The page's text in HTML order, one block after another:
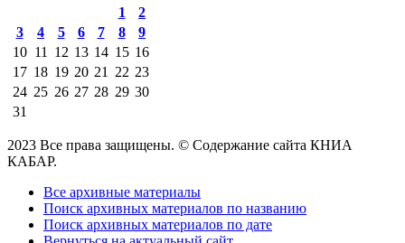
1
2
3
4 5 6 7 8
9
10 11 12 13 14 15 16
17 18 19 20 21 22 23
24 25 26 27 28 29 30
31
2023 Все права защищены. © Содержание сайта КНИА
КАБАР.
Все архивные материалы
Поиск архивных материалов по названию
Поиск архивных материалов по дате